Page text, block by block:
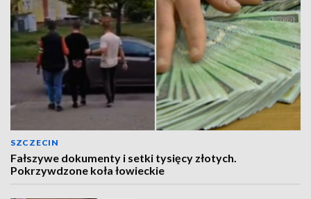
SZCZECIN
Fałszywe dokumenty i setki tysięcy złotych.
Pokrzywdzone koła łowieckie